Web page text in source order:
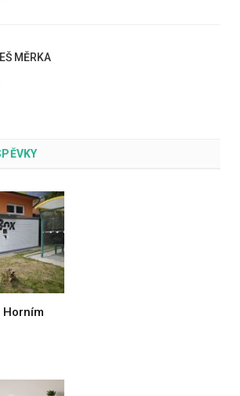
MĚRKA
Horním